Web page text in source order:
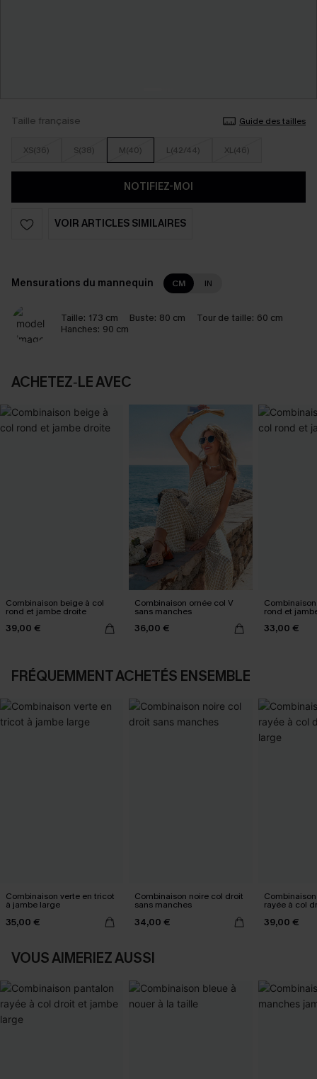
Taille française Guide des tailles
XS(36) S(38) M(40) L(42/44) XL(46)
NOTIFIEZ-MOI
VOIR ARTICLES SIMILAIRES
Mensurations du mannequin CM IN
Taille: 173 cm Buste: 80 cm Tour de taille: 60 cm
Hanches: 90 cm
ACHETEZ‑LE AVEC
Combinaison beige à col
rond et jambe droite
39,00 €
Combinaison ornée col V
sans manches
36,00 €
rond et
33,00 €
FRÉQUEMMENT ACHETÉS ENSEMBLE
Combinaison verte en tricot
à jambe large
35,00 €
Combinaison noire col droit
sans manches
34,00 €
rayée à col
39,00 €
VOUS AIMERIEZ AUSSI